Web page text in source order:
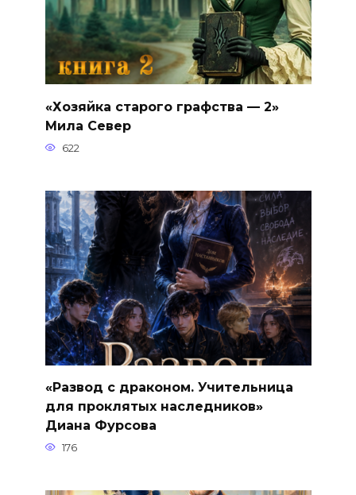
«Хозяйка старого графства — 2»
Мила Север
622
«Развод с драконом. Учительница
для проклятых наследников»
Диана Фурсова
176